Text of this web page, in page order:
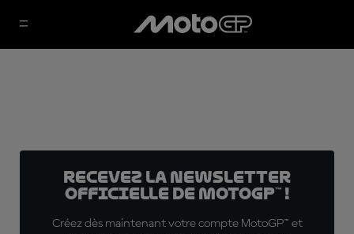
Recevez la Newsletter
officielle de MotoGP™ !
Créez dès maintenant votre compte MotoGP™ et